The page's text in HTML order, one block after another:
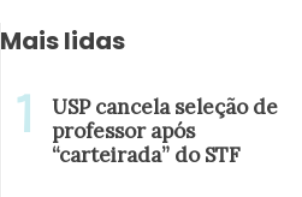
Mais lidas
USP cancela seleção de
professor após
“carteirada” do STF